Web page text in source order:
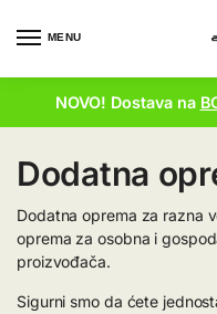
MENU
NOVO! Dostava na
Dodatna
Dodatna oprema za razna
oprema za osobna i
proizvođača.
Sigurni smo da ćete